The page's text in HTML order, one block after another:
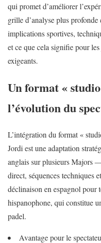
qui promet d’améliorer
grille d’analyse plus profonde
implications sportives,
et ce que cela signifie pour
exigeants.
Un format «
l’évolution du
L’intégration du format «
Jordi est une adaptation
anglais sur plusieurs Majors
direct, séquences techniques
déclinaison en espagnol pour
hispanophone, qui constitue
padel.
Avantage pour le